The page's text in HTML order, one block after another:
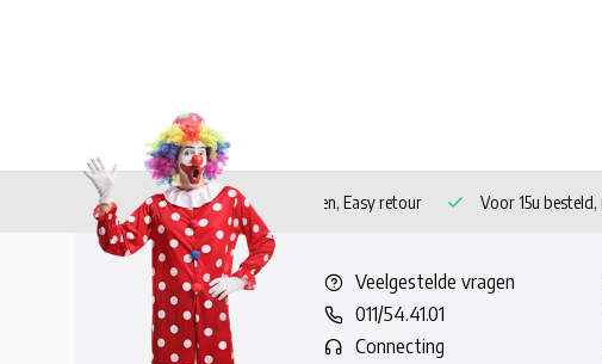
verzending vanaf 60 euro! Veilig betalen, Easy retour Voor 15u
Veelgestelde vragen
011/54.41.01
Connecting